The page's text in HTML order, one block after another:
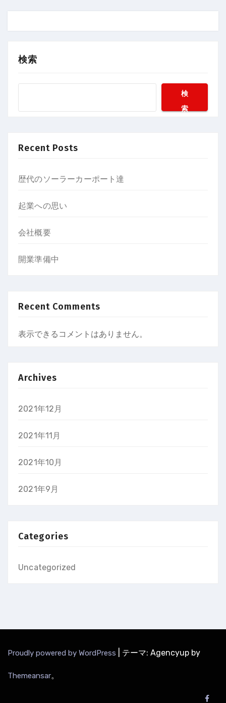
検索
検
索
Recent Posts
歴代のソーラーカーポート達
起業への思い
会社概要
開業準備中
Recent Comments
表示できるコメントはありません。
Archives
2021年12月
2021年11月
2021年10月
2021年9月
Categories
Uncategorized
Proudly powered by WordPress テーマ: Agencyup by
Themeansar。